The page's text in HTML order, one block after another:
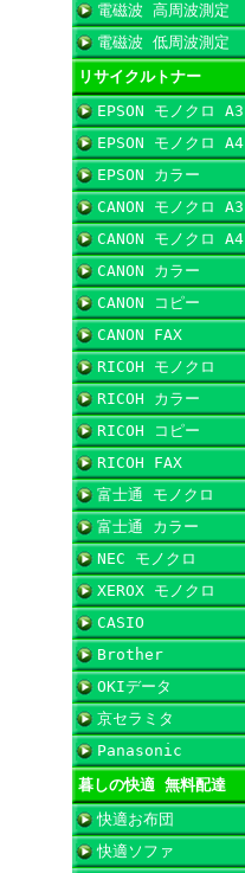
電磁波 高周波測定
電磁波 低周波測定
リサイクルトナー
EPSON モノクロ A3
EPSON モノクロ A4
EPSON カラー
CANON モノクロ A3
CANON モノクロ A4
CANON カラー
CANON コピー
CANON FAX
RICOH モノクロ
RICOH カラー
RICOH コピー
RICOH FAX
富士通 モノクロ
富士通 カラー
NEC モノクロ
XEROX モノクロ
CASIO
Brother
OKIデータ
京セラミタ
Panasonic
暮しの快適 無料配達
快適お布団
快適ソファ